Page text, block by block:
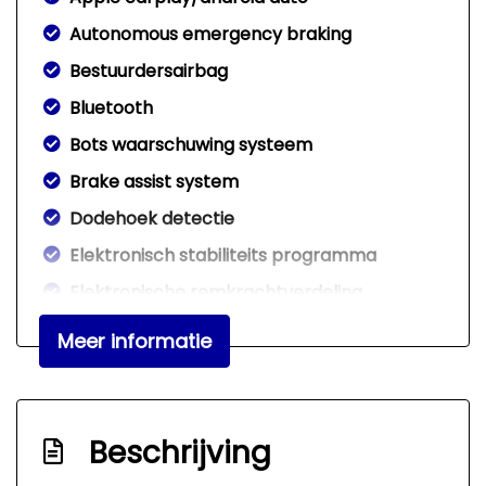
Autonomous emergency braking
Bestuurdersairbag
Bluetooth
Bots waarschuwing systeem
Brake assist system
Dodehoek detectie
Elektronisch stabiliteits programma
Elektronische remkrachtverdeling
Hoofd airbag(s) achter
Hoofd airbag(s) voor
Keyless start
Led mistlampen
Passagiersairbag
Meer informatie
Beschrijving